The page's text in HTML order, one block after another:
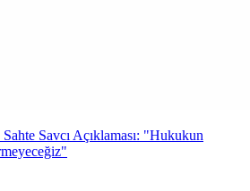
Savcı Açıklaması: "Hukukun